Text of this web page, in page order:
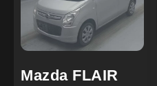
Mazda FLAIR